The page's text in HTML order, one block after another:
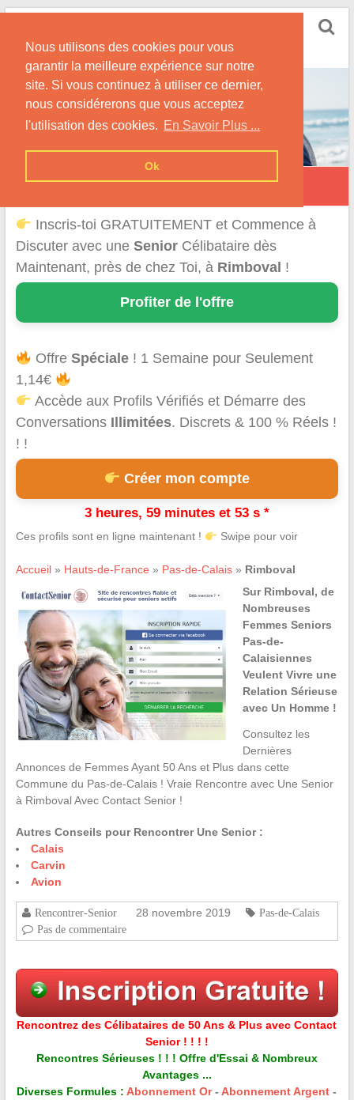
Nous utilisons des cookies pour vous
garantir la meilleure expérience sur notre
site. Si vous continuez à utiliser ce dernier,
nous considérerons que vous acceptez
l'utilisation des cookies. En Savoir Plus ...
Ok
Skip
content
Conseils & Infos pour la Rencontre d'une Senior
Rimboval
Inscris-toi GRATUITEMENT et Commence à
Discuter avec une SeniorCélibataire dès
Maintenant, près de chez Toi, à Rimboval !
Profiter de l'offre
OffreSpéciale ! 1 Semaine pour Seulement
1,14€
Accède aux Profils Vérifiés et Démarre des
Conversations Illimitées. Discrets & 100 % Réels !
! !
Créer mon compte
3 heures, 59 minutes et 53 s *
Ces profils sont en ligne maintenant ! Swipe pour voir
Accueil» Hauts-de-France » Pas-de-Calais» Rimboval
Sur Rimboval, de
Nombreuses
Femmes Seniors
Pas-de-
Calaisiennes
Veulent Vivre une
Relation Sérieuse
avec Un Homme !
Consultez les
Dernières
Annonces de Femmes Ayant 50 Ans et Plus dans cette
Commune du Pas-de-Calais ! Vraie Rencontre avec Une Senior
à Rimboval Avec Contact Senior !
Autres Conseils pour Rencontrer Une Senior :
Calais
Carvin
Avion
Rencontrer-Senior 28 novembre 2019
Pas-de-Calais
Pas de commentaire
Rencontrez des Célibataires de 50 Ans & Plus avec Contact
Senior ! ! ! !
Rencontres Sérieuses ! ! ! Offre d'Essai & Nombreux
Avantages ...
Diverses Formules : Abonnement Or-Abonnement Argent -